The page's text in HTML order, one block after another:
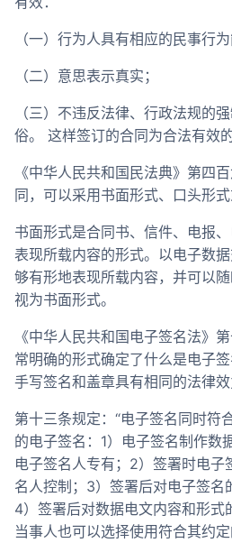
（一）行为人具有相应的民事行为
（二）意思表示真实；
（三）不违反法律、行政法规的
俗。 这样签订的合同为合法有效的
《中华人民共和国民法典》第四
同，可以采用书面形式、口头形式
书面形式是合同书、信件、电报
表现所载内容的形式。以电子数
够有形地表现所载内容，并可以随
视为书面形式。
《中华人民共和国电子签名法》
常明确的形式确定了什么是电子
手写签名和盖章具有相同的法律效
第十三条规定：“电子签名同时符
的电子签名：1）电子签名制作数
电子签名人专有；2）签署时电子
名人控制；3）签署后对电子签名
4）签署后对数据电文内容和形式
当事人也可以选择使用符合其约